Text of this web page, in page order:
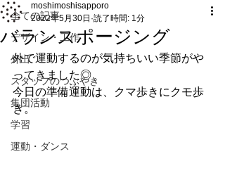
全ての記事
デザイン・工作
外出
スタッフのつぶやき
集団活動
学習
運動・ダンス
バランスポージング
moshimoshisapporo
2022年5月30日 読了時間: 1分
外で運動するのが気持ちいい季節がや
ってきました◎
今日の準備運動は、クマ歩きにクモ歩
き。